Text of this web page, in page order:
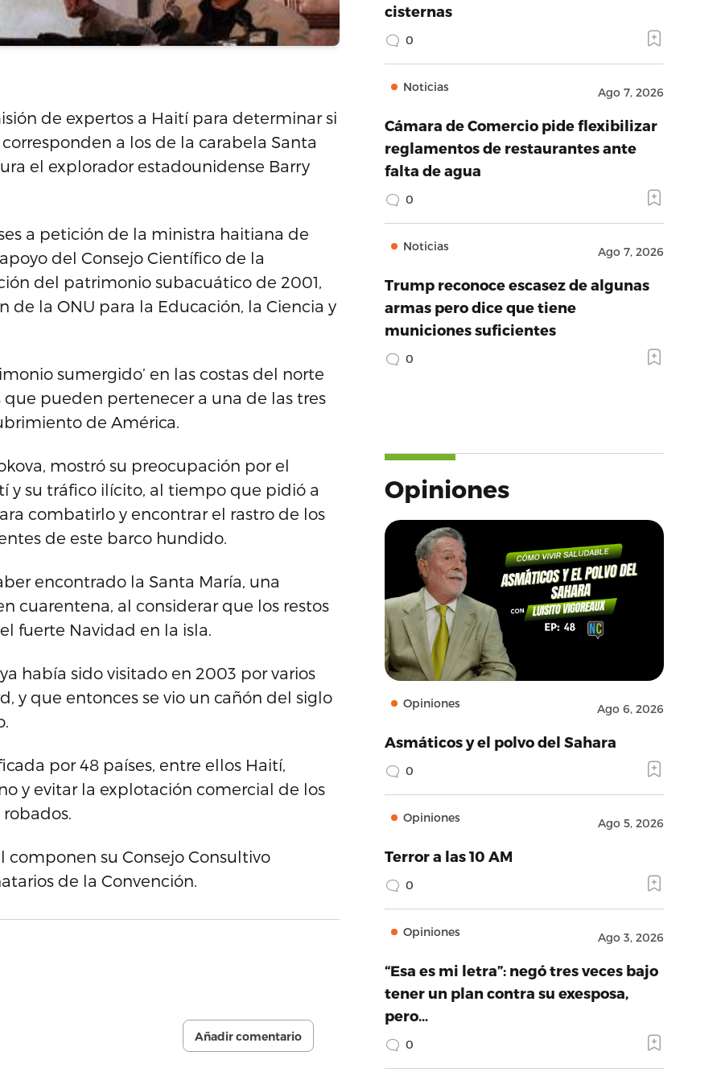
de expertos a Haití para determinar si
a los de la carabela Santa
el explorador estadounidense Barry
a petición de la ministra haitiana de
del Consejo Científico de la
del patrimonio subacuático de 2001,
la ONU para la Educación, la Ciencia y
sumergido’ en las costas del norte
pueden pertenecer a una de las tres
de América.
mostró su preocupación por el
y su tráfico ilícito, al tiempo que pidió a
combatirlo y encontrar el rastro de los
de este barco hundido.
encontrado la Santa María, una
cuarentena, al considerar que los restos
fuerte Navidad en la isla.
había sido visitado en 2003 por varios
y que entonces se vio un cañón del siglo
por 48 países, entre ellos Haití,
y evitar la explotación comercial de los
su Consejo Consultivo
de la Convención.
Añadir comentario
cisternas
0
Noticias Ago 7, 2026
Cámara de Comercio pide flexibilizar
reglamentos de restaurantes ante
falta de agua
0
Noticias Ago 7, 2026
Trump reconoce escasez de algunas
armas pero dice que tiene
municiones suficientes
0
Opiniones
Opiniones Ago 6, 2026
Asmáticos y el polvo del Sahara
0
Opiniones Ago 5, 2026
Terror a las 10 AM
0
Opiniones Ago 3, 2026
“Esa es mi letra”: negó tres veces bajo
tener un plan contra su exesposa,
pero…
0